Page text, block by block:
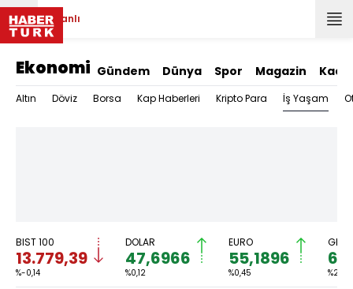
Canlı
Ekonomi Gündem Dünya Spor Magazin
Altın Döviz Borsa Kap Haberleri Kripto Para İş Yaşam
BIST 100
13.779,39
%-0,14
DOLAR
47,6966
%0,12
EURO
55,1896
%0,45 %2,59